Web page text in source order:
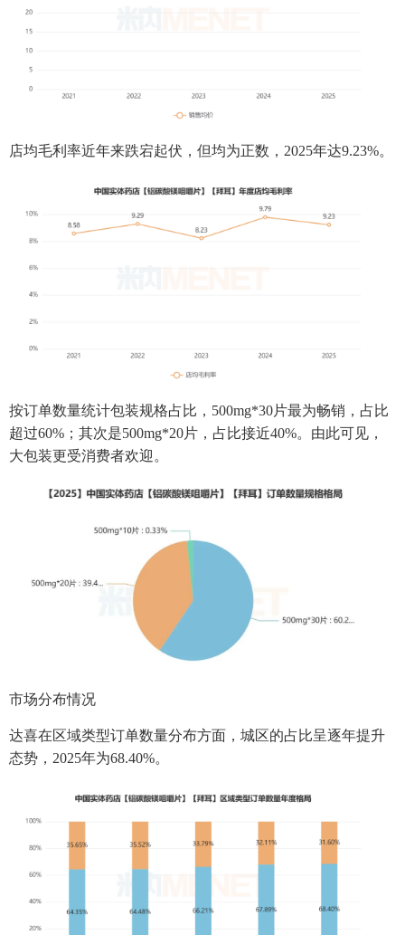
店均毛利率近年来跌宕起伏，但均为正数，2025年达9.23%。
按订单数量统计包装规格占比，500mg*30片最为畅销，占比
超过60%；其次是500mg*20片，占比接近40%。由此可见，
大包装更受消费者欢迎。
市场分布情况
达喜在区域类型订单数量分布方面，城区的占比呈逐年提升
态势，2025年为68.40%。